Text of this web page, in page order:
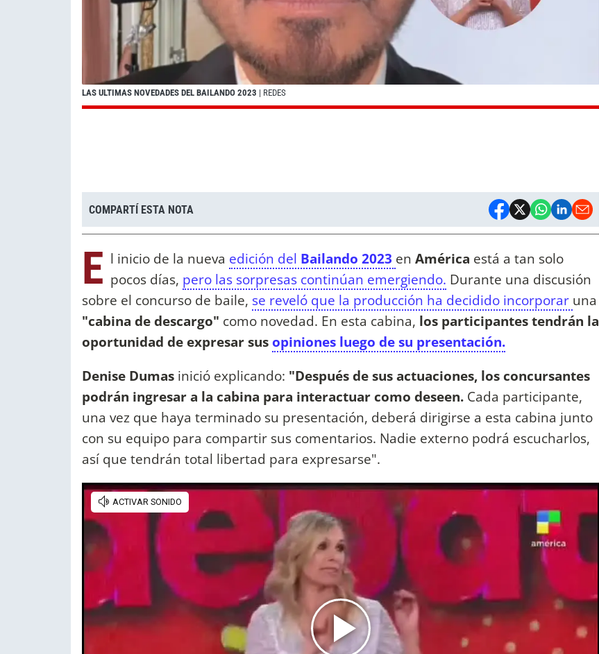
LAS ULTIMAS NOVEDADES DEL BAILANDO 2023 | REDES
COMPARTÍ ESTA NOTA
E l inicio de la nueva edición del Bailando 2023 en América está a tan solo
pocos días, pero las sorpresas continúan emergiendo. Durante una discusión
sobre el concurso de baile, se reveló que la producción ha decidido incorporar una
"cabina de descargo" como novedad. En esta cabina, los participantes tendrán la
oportunidad de expresar sus opiniones luego de su presentación.
Denise Dumas inició explicando: "Después de sus actuaciones, los concursantes
podrán ingresar a la cabina para interactuar como deseen. Cada participante,
una vez que haya terminado su presentación, deberá dirigirse a esta cabina junto
con su equipo para compartir sus comentarios. Nadie externo podrá escucharlos,
así que tendrán total libertad para expresarse".